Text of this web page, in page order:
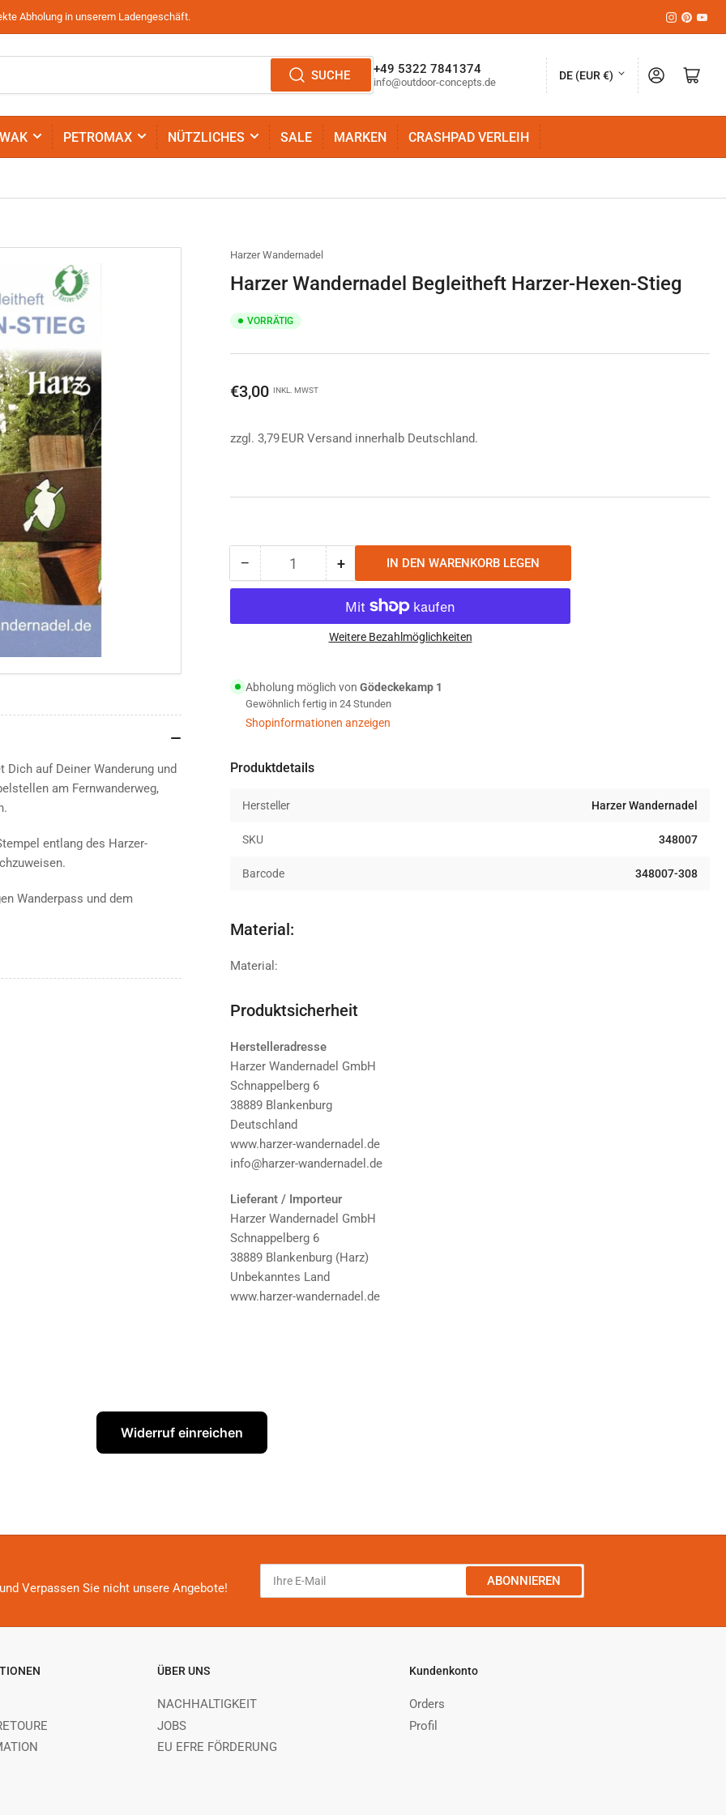
Abholung in unserem Ladengeschäft. Instagram
Pinterest
SUCHE +49 5322 7841374
info@outdoor-concepts.de
L
n
R
o
DE (EUR €) AnmeldenMini-Warenkorb öffnen
PETROMAX NÜTZLICHES SALE MARKEN CRASHPAD VERLEIH
Harzer Wandernadel
Harzer Wandernadel Begleitheft Harzer-Hexen-Stieg
VORRÄTIG
Normaler
€3,00 INKL. MWST
zzgl. 3,79 EUR Versand innerhalb Deutschland.
− Menge
reduzieren
Harzer
Wandernadel
Hexen-
Stieg
Anzahl +Menge
erhöhen
für
Harzer
Wandernadel
Hexen-
Stieg
IN DEN WARENKORB LEGEN
Weitere Bezahlmöglichkeiten
Abholung möglich von Gödeckekamp 1
Gewöhnlich fertig in 24 Stunden
Shopinformationen anzeigen
Produktdetails
Hersteller Harzer Wandernadel
SKU 348007
Barcode 348007-308
Material:
Material:
Produktsicherheit
Herstelleradresse
Harzer Wandernadel GmbH
Schnappelberg 6
38889 Blankenburg
Deutschland
www.harzer-wandernadel.de
info@harzer-wandernadel.de
Lieferant / Importeur
Harzer Wandernadel GmbH
Schnappelberg 6
38889 Blankenburg (Harz)
Unbekanntes Land
www.harzer-wandernadel.de
auf Deiner Wanderung und
am Fernwanderweg,
entlang des Harzer-
Wanderpass und dem
Widerruf einreichen
Verpassen Sie nicht unsere Angebote!
Ihre
Mail
ABONNIEREN
ÜBER UNS
NACHHALTIGKEIT
JOBS
EU EFRE FÖRDERUNG
Kundenkonto
Orders
Profil